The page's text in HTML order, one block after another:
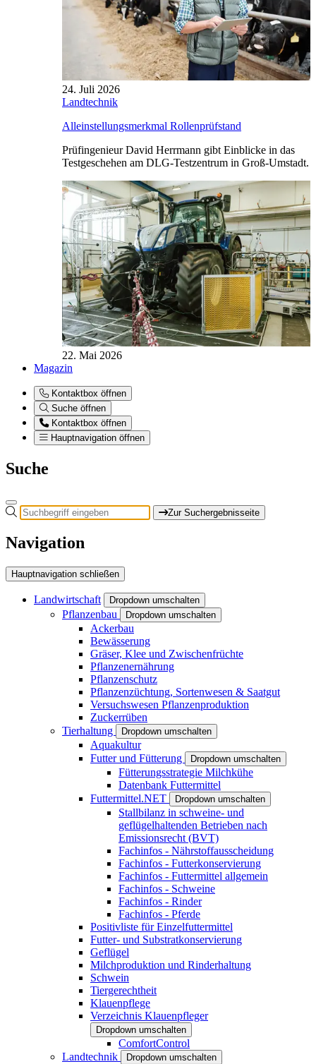
24. Juli 2026
Landtechnik
Alleinstellungsmerkmal Rollenprüfstand
Prüfingenieur David Herrmann gibt Einblicke in das
Testgeschehen am DLG-Testzentrum in Groß-Umstadt.
22. Mai 2026
Magazin
Kontaktbox öffnen
Suche öffnen
Kontaktbox öffnen
Hauptnavigation öffnen
Suche
Zur Suchergebnisseite
Navigation
Hauptnavigation schließen
Landwirtschaft Dropdown umschalten
Pflanzenbau Dropdown umschalten
Ackerbau
Bewässerung
Gräser, Klee und Zwischenfrüchte
Pflanzenernährung
Pflanzenschutz
Pflanzenzüchtung, Sortenwesen & Saatgut
Versuchswesen Pflanzenproduktion
Zuckerrüben
Tierhaltung
Dropdown umschalten
Aquakultur
Futter und Fütterung
Dropdown umschalten
Fütterungsstrategie Milchkühe
Datenbank Futtermittel
Futtermittel.NET
Dropdown umschalten
Stallbilanz in schweine- und
geflügelhaltenden Betrieben nach
Emissionsrecht (BVT)
Fachinfos - Nährstoffausscheidung
Fachinfos - Futterkonservierung
Fachinfos - Futtermittel allgemein
Fachinfos - Schweine
Fachinfos - Rinder
Fachinfos - Pferde
Positivliste für Einzelfuttermittel
Futter- und Substratkonservierung
Geflügel
Milchproduktion und Rinderhaltung
Schwein
Tiergerechtheit
Klauenpflege
Verzeichnis Klauenpfleger
Dropdown umschalten
ComfortControl
Landtechnik
Dropdown umschalten